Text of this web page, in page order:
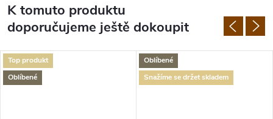
K tomuto produktu
doporučujeme ještě dokoupit
Top produkt
Oblíbené
Oblíbené
Snažíme se držet skladem